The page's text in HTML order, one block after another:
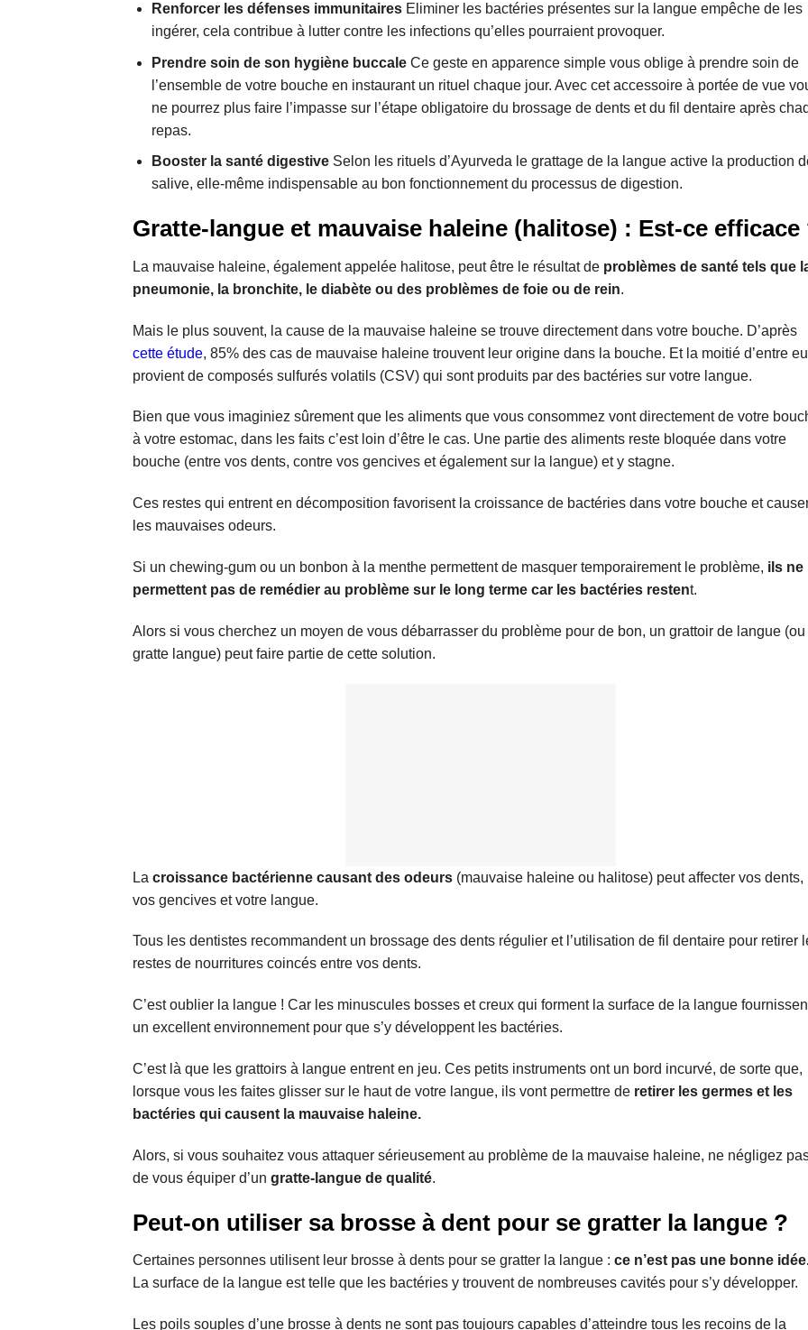
Renforcer les défenses immunitairesEliminer les bactéries présentes sur la langue empêche de les
ingérer, cela contribue à lutter contre les infections qu’elles pourraient provoquer.
Prendre soin de son hygiène buccaleCe geste en apparence simple vous oblige à prendre soin de
l’ensemble de votre bouche en instaurant un rituel chaque jour. Avec cet accessoire à portée de vue
ne pourrez plus faire l’impasse sur l’étape obligatoire du brossage de dents et du fil dentaire après
repas.
Booster la santé digestiveSelon les rituels d’Ayurveda le grattage de la langue active la production
salive, elle-même indispensable au bon fonctionnement du processus de digestion.
Gratte-langue et mauvaise haleine (halitose) : Est-ce efficace
La mauvaise haleine, également appelée halitose, peut être le résultat de problèmes de santé tels que
pneumonie, la bronchite, le diabète ou des problèmes de foie ou de rein.
Mais le plus souvent, la cause de la mauvaise haleine se trouve directement dans votre bouche. D’après
cette étude, 85% des cas de mauvaise haleine trouvent leur origine dans la bouche. Et la moitié d’entre
provient de composés sulfurés volatils (CSV) qui sont produits par des bactéries sur votre langue.
Bien que vous imaginiez sûrement que les aliments que vous consommez vont directement de votre
à votre estomac, dans les faits c’est loin d’être le cas. Une partie des aliments reste bloquée dans votre
bouche (entre vos dents, contre vos gencives et également sur la langue) et y stagne.
Ces restes qui entrent en décomposition favorisent la croissance de bactéries dans votre bouche et
les mauvaises odeurs.
Si un chewing-gum ou un bonbon à la menthe permettent de masquer temporairement le problème, ils ne
permettent pas de remédier au problème sur le long terme car les bactéries restent.
Alors si vous cherchez un moyen de vous débarrasser du problème pour de bon, un grattoir de langue (ou
gratte langue) peut faire partie de cette solution.
La croissance bactérienne causant des odeurs (mauvaise haleine ou halitose) peut affecter vos dents,
vos gencives et votre langue.
Tous les dentistes recommandent un brossage des dents régulier et l’utilisation de fil dentaire pour retirer
restes de nourritures coincés entre vos dents.
C’est oublier la langue ! Car les minuscules bosses et creux qui forment la surface de la langue
un excellent environnement pour que s’y développent les bactéries.
C’est là que les grattoirs à langue entrent en jeu. Ces petits instruments ont un bord incurvé, de sorte que,
lorsque vous les faites glisser sur le haut de votre langue, ils vont permettre de retirer les germes et les
bactéries qui causent la mauvaise haleine.
Alors, si vous souhaitez vous attaquer sérieusement au problème de la mauvaise haleine, ne négligez
de vous équiper d’un gratte-langue de qualité.
Peut-on utiliser sa brosse à dent pour se gratter la langue ?
Certaines personnes utilisent leur brosse à dents pour se gratter la langue : ce n’est pas une bonne
La surface de la langue est telle que les bactéries y trouvent de nombreuses cavités pour s’y développer.
Les poils souples d’une brosse à dents ne sont pas toujours capables d’atteindre tous les recoins de la